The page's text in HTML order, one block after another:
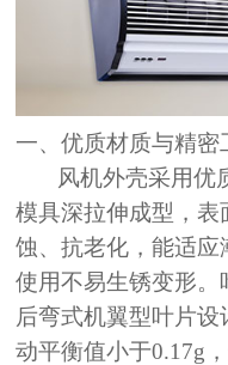
一、优质材质与精
风机外壳采用优
模具深拉伸成型，
蚀、抗老化，能适
使用不易生锈变形。
后弯式机翼型叶片设
动平衡值小于0.17g